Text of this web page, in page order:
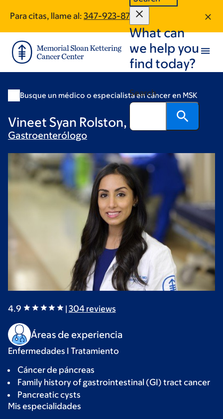
main
content
footer
Para citas, llame al: 347-923-8778
What can
we help you
find today?
Search
Busque un médico o especialista en cáncer en MSK
Vineet Syan Rolston, MD
Gastroenterólogo
4.9 | 304reviews
Áreas de experiencia
Enfermedades I Tratamiento
Cáncer de páncreas
Family history of gastrointestinal (GI) tract cancer
Pancreatic cysts
Mis especialidades